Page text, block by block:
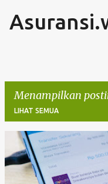
Menampilkan
LIHAT SEMUA
o